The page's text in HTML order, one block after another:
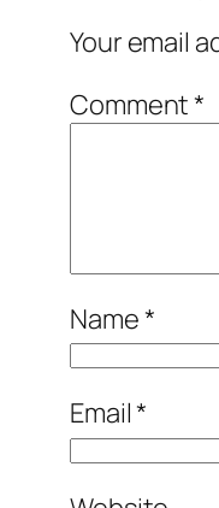
Your email
Comment*
Name*
Email*